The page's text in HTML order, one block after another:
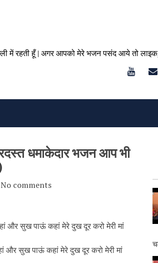
में रहती हूँ | अगर आपको मेरे भजन पसंद आये तो
धमाकेदार भजन आप भी
No comments
और सुख पाऊं कहां मेरे दुख दूर करो मेरी मां
और सुख पाऊं कहां मेरे दुख दूर करो मेरी मां